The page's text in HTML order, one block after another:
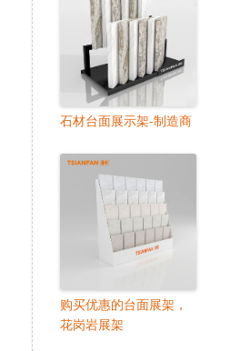
石材台面展示架-制造商
购买优惠的台面展架，
花岗岩展架